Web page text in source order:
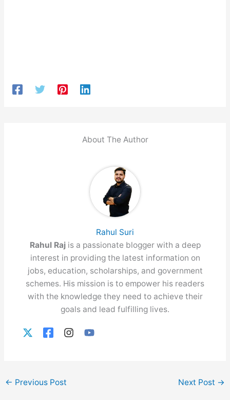
About The Author
Rahul Suri
Rahul Raj is a passionate blogger with a deep
interest in providing the latest information on
jobs, education, scholarships, and government
schemes. His mission is to empower his readers
with the knowledge they need to achieve their
goals and lead fulfilling lives.
← Previous Post Next Post →